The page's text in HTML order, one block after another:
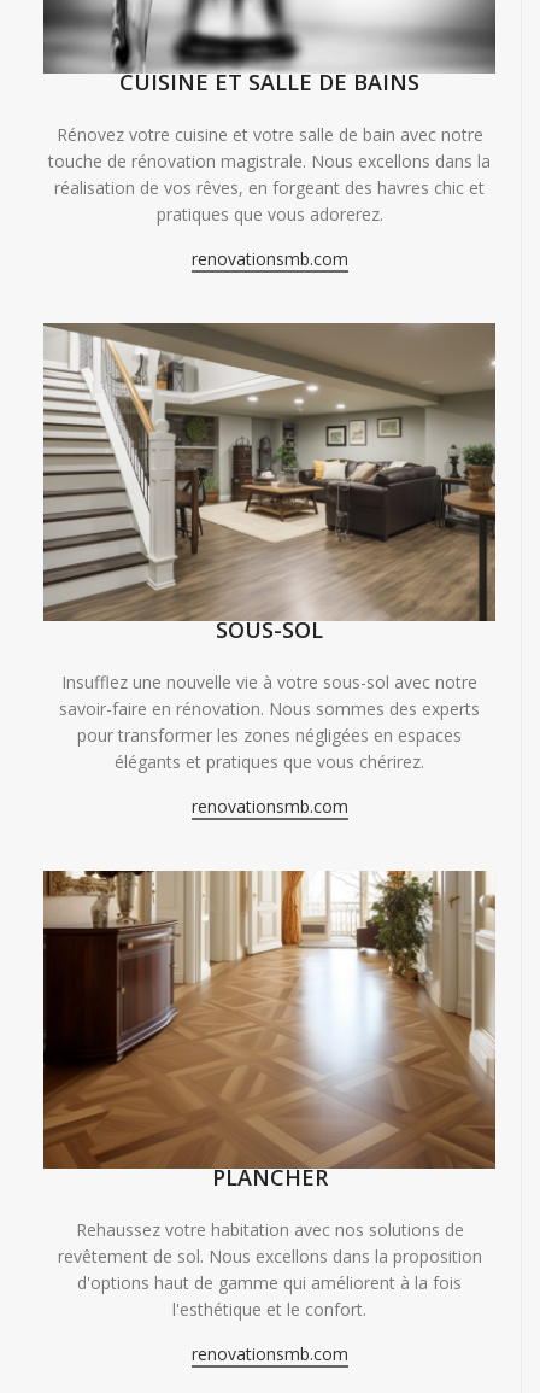
CUISINE ET SALLE DE BAINS
Rénovez votre cuisine et votre salle de bain avec notre
touche de rénovation magistrale. Nous excellons dans la
réalisation de vos rêves, en forgeant des havres chic et
pratiques que vous adorerez.
renovationsmb.com
SOUS-SOL
Insufflez une nouvelle vie à votre sous-sol avec notre
savoir-faire en rénovation. Nous sommes des experts
pour transformer les zones négligées en espaces
élégants et pratiques que vous chérirez.
renovationsmb.com
PLANCHER
Rehaussez votre habitation avec nos solutions de
revêtement de sol. Nous excellons dans la proposition
d'options haut de gamme qui améliorent à la fois
l'esthétique et le confort.
renovationsmb.com